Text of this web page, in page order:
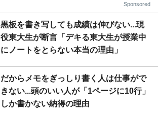
Sponsored
黒板を書き写しても成績は伸びない...現
役東大生が断言「デキる東大生が授業中
にノートをとらない本当の理由」
だからメモをぎっしり書く人は仕事がで
きない...頭のいい人が「1ページに10行」
しか書かない納得の理由